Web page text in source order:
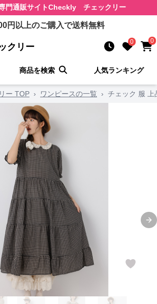
門通販サイトCheckly チェックリー
円以上のご購入で送料無料
クリー 0 0
商品を検索 人気ランキング
ー TOP › ワンピースの一覧 › チェック 服